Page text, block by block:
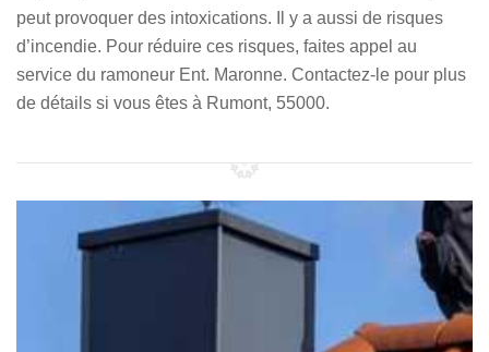
peut provoquer des intoxications. Il y a aussi de risques
d’incendie. Pour réduire ces risques, faites appel au
service du ramoneur Ent. Maronne. Contactez-le pour plus
de détails si vous êtes à Rumont, 55000.